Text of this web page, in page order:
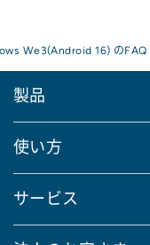
We3(Android 16) のFAQ
製品
使い方
サービス